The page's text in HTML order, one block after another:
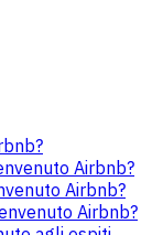
Airbnb?
Airbnb?
Airbnb?